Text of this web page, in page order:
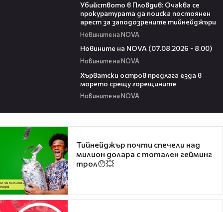
Убийството в Пловдив: Очаква се
прокуратурата да поиска постоянен
арест за заподозрените тийнейджъри
Новините на NOVA
Новините на NOVA (07.08.2026 - 8.00)
Новините на NOVA
Хърватски остров предлага езда в
морето срещу горещините
Новините на NOVA
Тийнейджър почти спечели над
милион долара с тотален гейминг
трол😯💥